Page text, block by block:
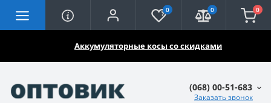
Аккумуляторные косы со скидками
0 0 0
(068) 00-51-683
Заказать звонок